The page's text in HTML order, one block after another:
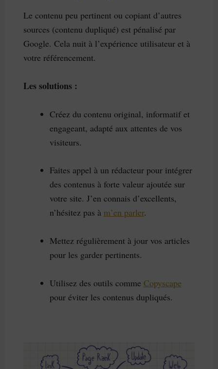
Le contenu peu pertinent ou copiant d’autres
sources (contenu dupliqué) est pénalisé par
Google. Cela nuit à l’expérience utilisateur et à
votre référencement.
Les solutions :
Créez du contenu original, informatif et
engageant, adapté aux attentes de vos
visiteurs.
Faites appel à un rédacteur pour intégrer
des contenus à forte valeur ajoutée sur
votre site. J’en connais d’excellents,
n’hésitez pas à m’en parler.
Mettez régulièrement à jour vos articles
pour les garder pertinents.
Utilisez des outils comme Copyscape
pour éviter les contenus dupliqués.